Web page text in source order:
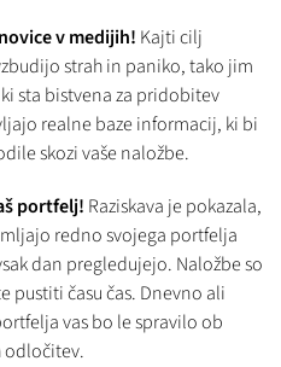
v medijih! Kajti cilj
strah in paniko, tako jim
sta bistvena za pridobitev
realne baze informacij, ki bi
skozi vaše naložbe.
portfelj! Raziskava je pokazala,
redno svojega portfelja
dan pregledujejo. Naložbe so
pustiti času čas. Dnevno ali
vas bo le spravilo ob
odločitev.